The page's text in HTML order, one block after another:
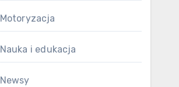
Motoryzacja
Nauka i edukacja
Newsy